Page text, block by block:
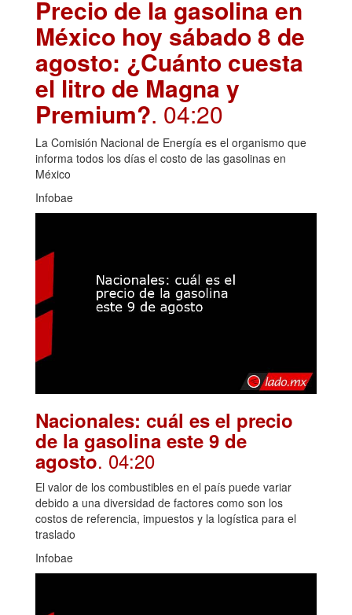
Precio de la gasolina en
México hoy sábado 8 de
agosto: ¿Cuánto cuesta
el litro de Magna y
Premium?. 04:20
La Comisión Nacional de Energía es el organismo que
informa todos los días el costo de las gasolinas en
México
Infobae
Nacionales: cuál es el precio
de la gasolina este 9 de
agosto. 04:20
El valor de los combustibles en el país puede variar
debido a una diversidad de factores como son los
costos de referencia, impuestos y la logística para el
traslado
Infobae